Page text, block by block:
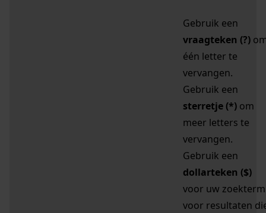
Gebruik een
vraagteken (?)
één letter te
vervangen.
Gebruik een
sterretje (*) om
meer letters te
vervangen.
Gebruik een
dollarteken ($)
voor uw zoekterm
voor resultaten